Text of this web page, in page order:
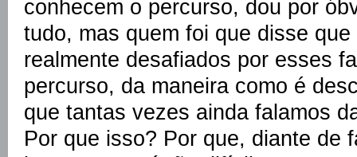
conhecem o percurso, dou por
tudo, mas quem foi que disse
realmente desafiados por esses
percurso, da maneira como é
que tantas vezes ainda falamos
Por que isso? Por que, diante de